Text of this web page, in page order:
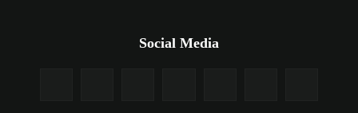
Social Media